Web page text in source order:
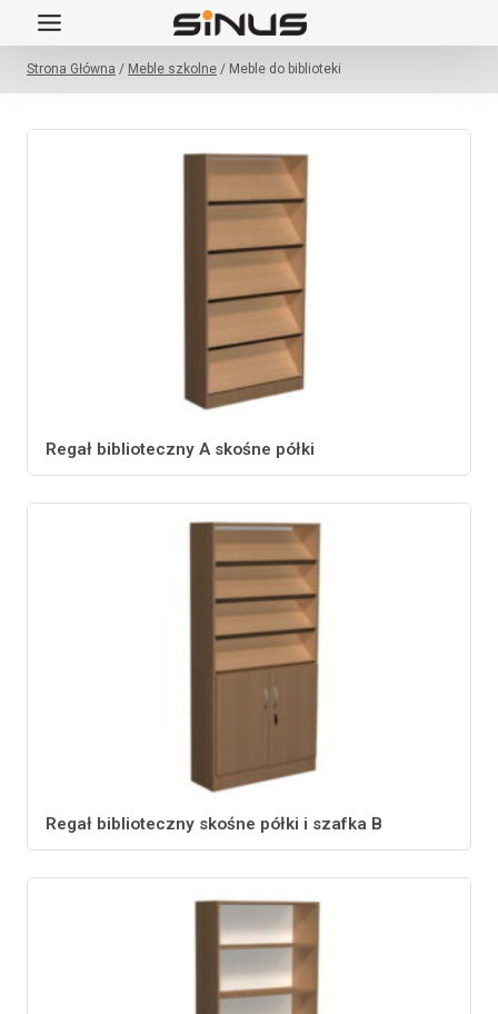
Przejdź
do
treściStrona Główna / Meble szkolne / Meble do biblioteki
Regał biblioteczny A skośne półki
Regał biblioteczny skośne półki i szafka B